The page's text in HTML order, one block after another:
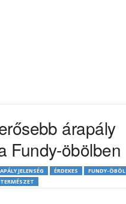
árapály
Fundy-öbölben
JELENSÉG ÉRDEKES FUNDY-ÖBÖL
TERMÉSZET